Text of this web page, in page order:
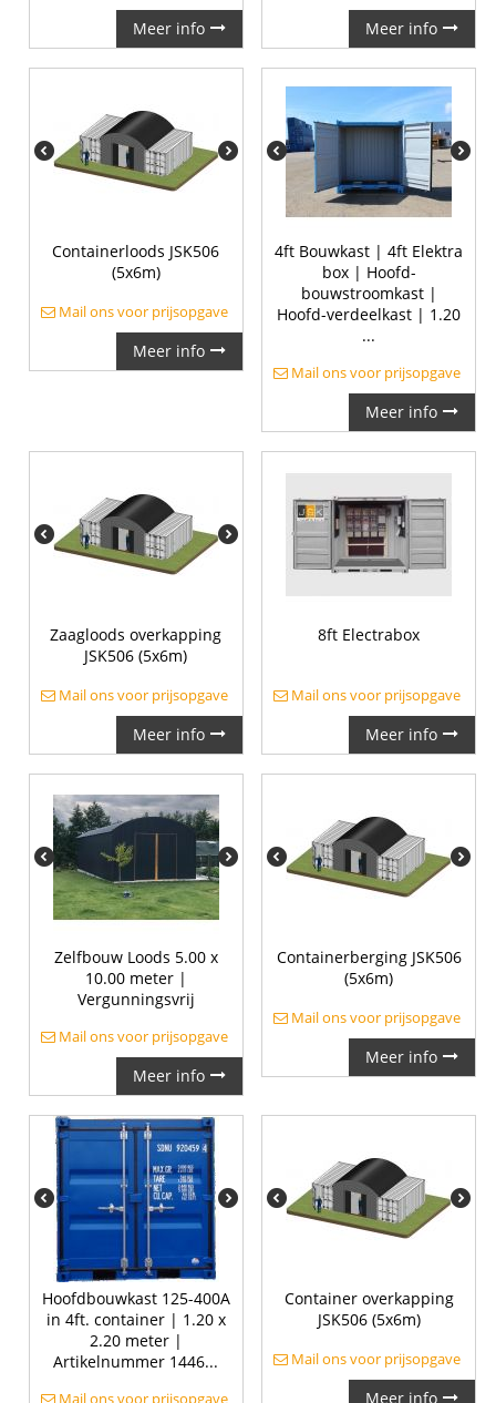
Meer info Meer info
Containerloods JSK506
(5x6m)
Mail ons voor prijsopgave
Meer info
4ft Bouwkast | 4ft Elektra
box | Hoofd-
bouwstroomkast |
Hoofd-verdeelkast | 1.20
...
Mail ons voor prijsopgave
Meer info
Zaagloods overkapping
JSK506 (5x6m)
Mail ons voor prijsopgave
Meer info
8ft Electrabox
Mail ons voor prijsopgave
Meer info
Zelfbouw Loods 5.00 x
10.00 meter |
Vergunningsvrij
Mail ons voor prijsopgave
Meer info
Containerberging JSK506
(5x6m)
Mail ons voor prijsopgave
Meer info
Hoofdbouwkast 125-400A
in 4ft. container | 1.20 x
2.20 meter |
Artikelnummer 1446...
Mail ons voor prijsopgave
Container overkapping
JSK506 (5x6m)
Mail ons voor prijsopgave
Meer info